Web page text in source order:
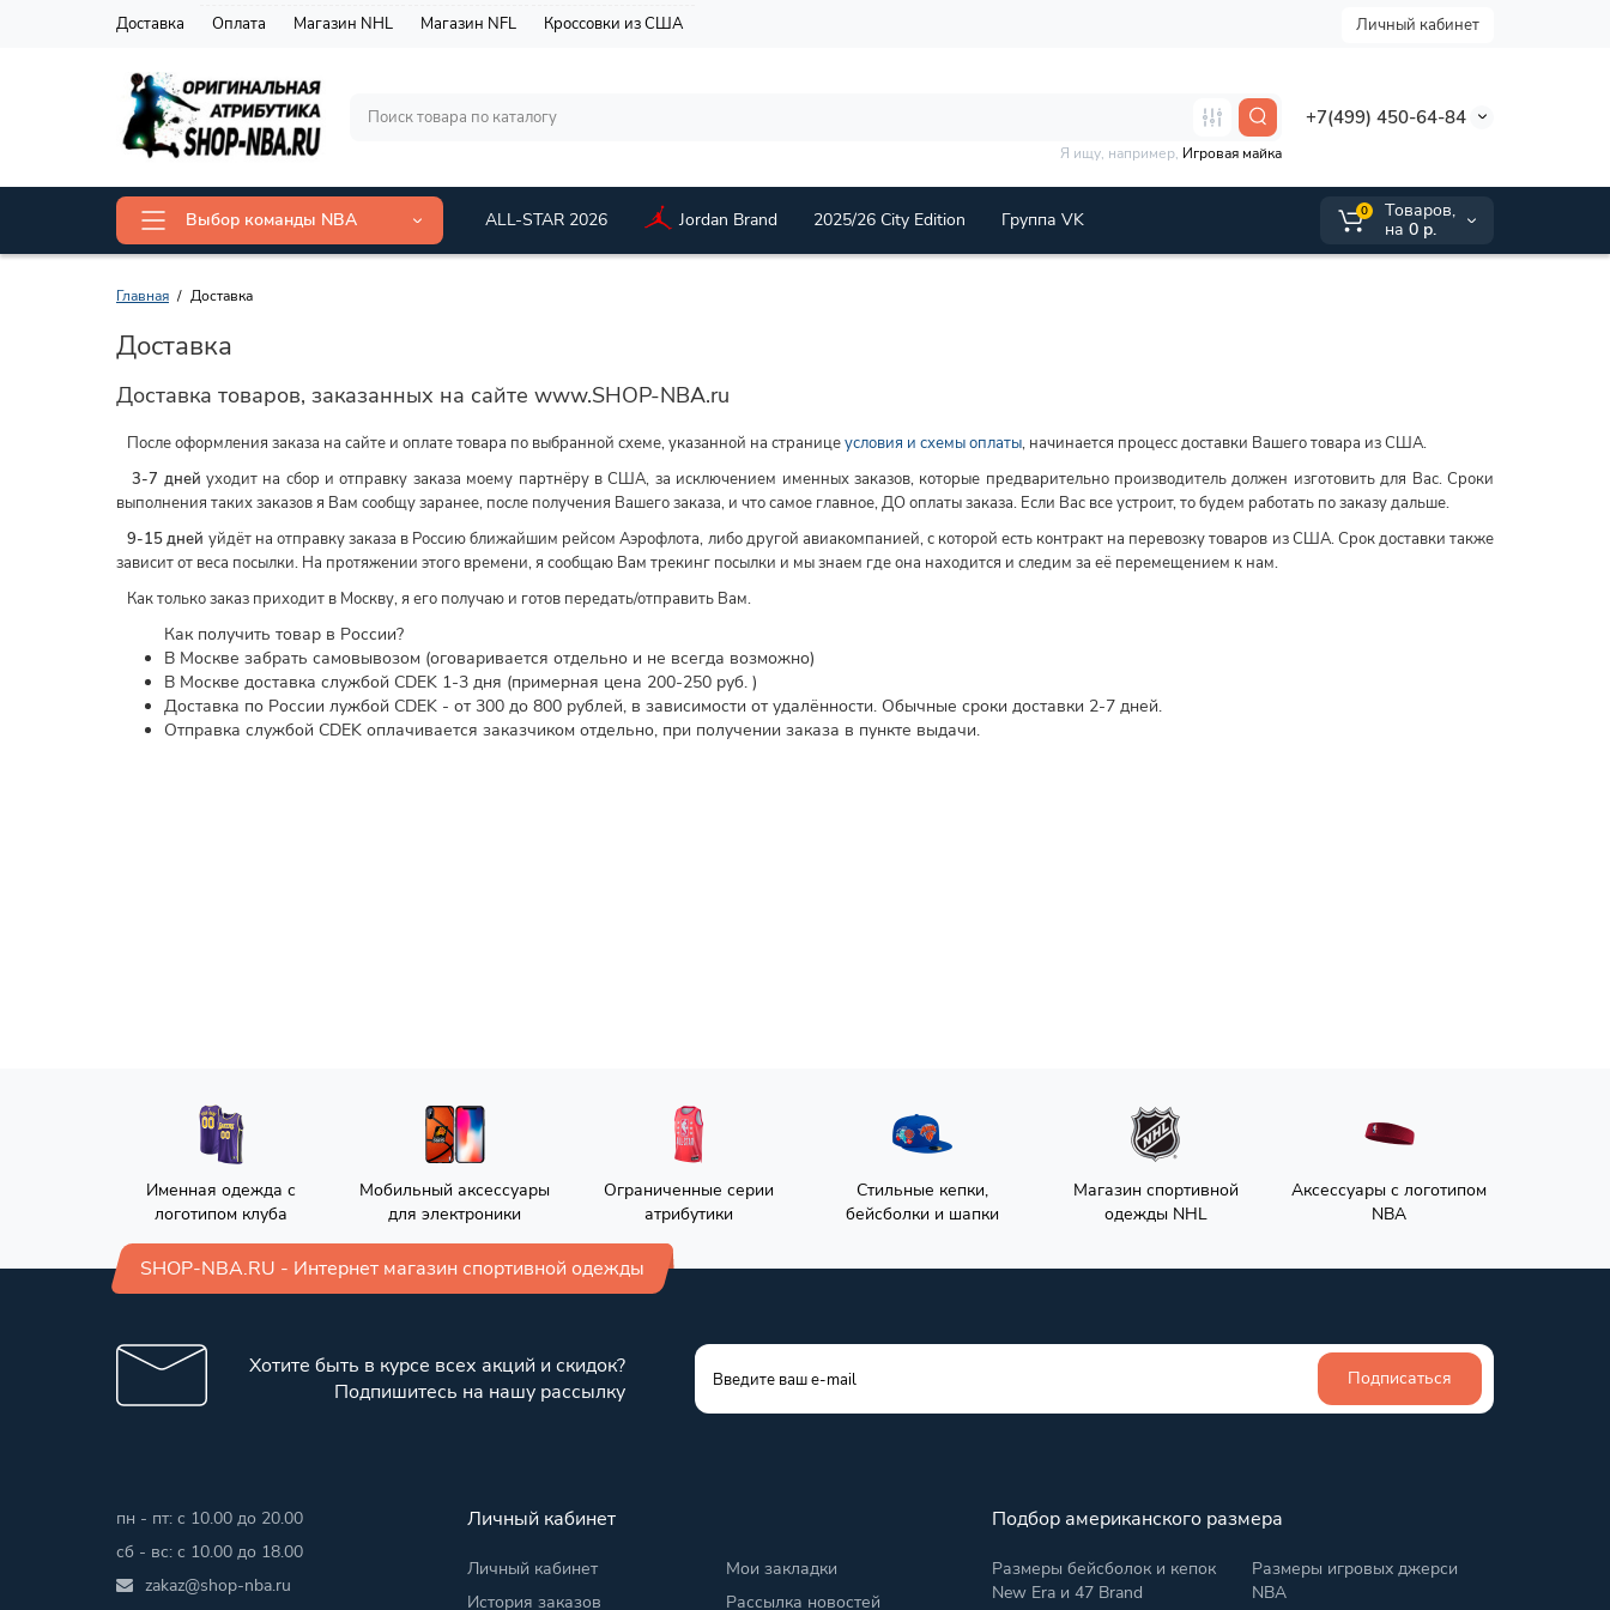
Доставка Оплата Магазин NHL Магазин NFL Кроссовки из США Личный кабинет
+7(499) 450-64-84
Я ищу, например, Игровая майка
Выбор команды NBA ALL-STAR 2026 Jordan Brand 2025/26 City Edition Группа VK 0
Tоваров,
на 0 р.
Главная Доставка
Доставка
Доставка товаров, заказанных на сайте www.SHOP-NBA.ru
После оформления заказа на сайте и оплате товара по выбранной схеме, указанной на страницеусловия и схемы оплаты, начинается процесс доставки Вашего товара из США.
3-7 дней уходит на сбор и отправку заказа моему партнёру в США, за исключением именных заказов, которые предварительно производитель должен изготовить для Вас. Сроки
выполнения таких заказов я Вам сообщу заранее, после получения Вашего заказа, и что самое главное, ДО оплаты заказа. Если Вас все устроит, то будем работать по заказу дальше.
9-15 дней уйдёт на отправку заказа в Россию ближайшим рейсом Аэрофлота, либо другой авиакомпанией, с которой есть контракт на перевозку товаров из США. Срок доставки также
зависит от веса посылки. На протяжении этого времени, я сообщаю Вам трекинг посылки и мы знаем где она находится и следим за её перемещением к нам.
Как только заказ приходит в Москву, я его получаю и готов передать/отправить Вам.
Как получить товар в России?
В Москве забрать самовывозом (оговаривается отдельно и не всегда возможно)
В Москве доставка службой CDEK 1-3 дня (примерная цена 200-250 руб. )
Доставка по России лужбой CDEK - от 300 до 800 рублей, в зависимости от удалённости. Обычные сроки доставки 2-7 дней.
Отправка службой CDEK оплачивается заказчиком отдельно, при получении заказа в пункте выдачи.
Именная одежда с
логотипом клуба
Мобильный аксессуары
для электроники
Ограниченные серии
атрибутики
Стильные кепки,
бейсболки и шапки
Магазин спортивной
одежды NHL
Аксессуары с логотипом
NBA
SHOP-NBA.RU - Интернет магазин спортивной одежды
Хотите быть в курсе всех акций и скидок?
Подпишитесь на нашу рассылку
Подписаться
пн - пт: с 10.00 до 20.00
сб - вс: с 10.00 до 18.00
zakaz@shop-nba.ru
Личный кабинет
Личный кабинет
История заказов
Мои закладки
Рассылка новостей
Подбор американского размера
Размеры бейсболок и кепок
New Era и 47 Brand
Размеры игровых джерси
NBA